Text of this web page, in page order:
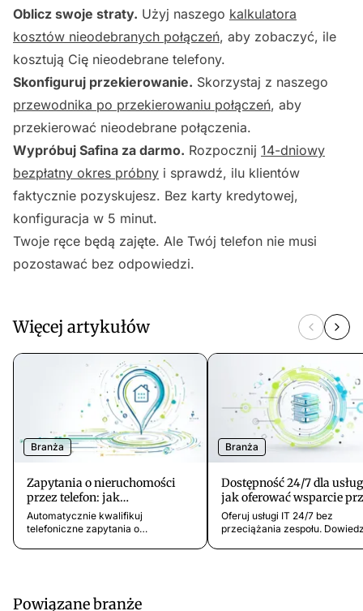
Oblicz swoje straty. Użyj naszego kalkulatora
kosztów nieodebranych połączeń, aby zobaczyć, ile
kosztują Cię nieodebrane telefony.
Skonfiguruj przekierowanie. Skorzystaj z naszego
przewodnika po przekierowaniu połączeń, aby
przekierować nieodebrane połączenia.
Wypróbuj Safina za darmo. Rozpocznij 14-dniowy
bezpłatny okres próbny i sprawdź, ilu klientów
faktycznie pozyskujesz. Bez karty kredytowej,
konfiguracja w 5 minut.
Twoje ręce będą zajęte. Ale Twój telefon nie musi
pozostawać bez odpowiedzi.
Więcej artykułów
Branża
Zapytania o nieruchomości
przez telefon: jak
automatycznie kwalifikować
leady
Automatycznie kwalifikuj
telefoniczne zapytania o
Branża
Dostępność 24/7 dla
jak oferować wsparcie
całą dobę
Oferuj usługi IT 24/7 bez
przeciążania zespołu.
Powiązane branże